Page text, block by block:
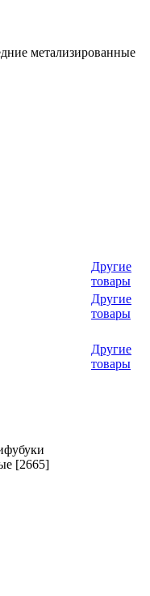
метализированные
Другие
товары
Другие
товары
Другие
товары
[2665]